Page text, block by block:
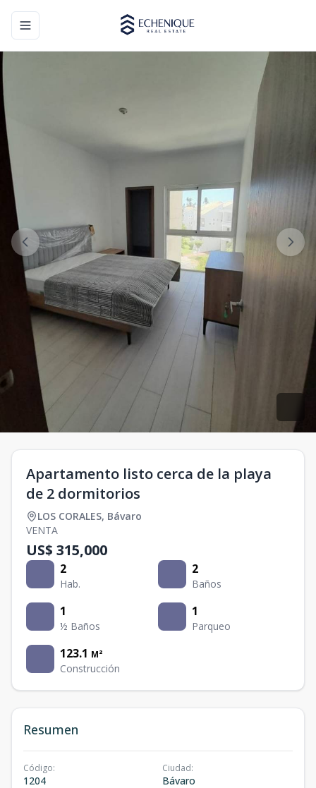
Toggle navigation menu
Apartamento listo cerca de la playa
de 2 dormitorios
LOS CORALES, Bávaro
VENTA
US$ 315,000
2
Hab.
2
Baños
1
½ Baños
1
Parqueo
123.1 M²
Construcción
Resumen
Código:
1204
Ciudad:
Bávaro